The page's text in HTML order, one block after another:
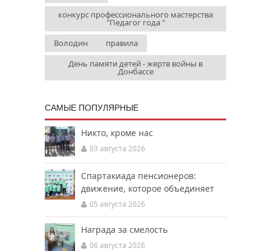
конкурс профессионального мастерства
"Педагог года "
Володин
правила
День памяти детей - жертв войны в
Донбассе
САМЫЕ ПОПУЛЯРНЫЕ
Никто, кроме нас
03 августа 2026
Спартакиада пенсионеров:
движение, которое объединяет
05 августа 2026
Награда за смелость
06 августа 2026